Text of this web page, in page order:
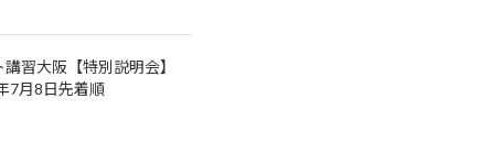
講習大阪【特別説明会】
7月8日先着順